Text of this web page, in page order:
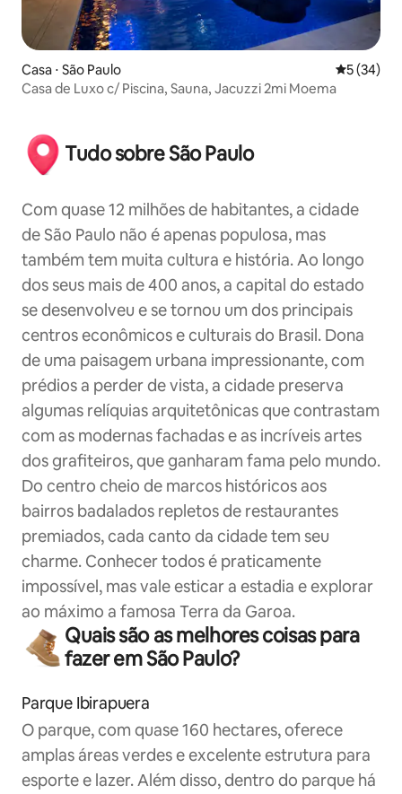
Casa ⋅ São Paulo 5 de uma
5 (34)
Casa de Luxo c/ Piscina, Sauna, Jacuzzi 2mi Moema
Tudo sobre São Paulo
Com quase 12 milhões de habitantes, a cidade
de São Paulo não é apenas populosa, mas
também tem muita cultura e história. Ao longo
dos seus mais de 400 anos, a capital do estado
se desenvolveu e se tornou um dos principais
centros econômicos e culturais do Brasil. Dona
de uma paisagem urbana impressionante, com
prédios a perder de vista, a cidade preserva
algumas relíquias arquitetônicas que contrastam
com as modernas fachadas e as incríveis artes
dos grafiteiros, que ganharam fama pelo mundo.
Do centro cheio de marcos históricos aos
bairros badalados repletos de restaurantes
premiados, cada canto da cidade tem seu
charme. Conhecer todos é praticamente
impossível, mas vale esticar a estadia e explorar
ao máximo a famosa Terra da Garoa.
Quais são as melhores coisas para
fazer em São Paulo?
Parque Ibirapuera
O parque, com quase 160 hectares, oferece
amplas áreas verdes e excelente estrutura para
esporte e lazer. Além disso, dentro do parque há